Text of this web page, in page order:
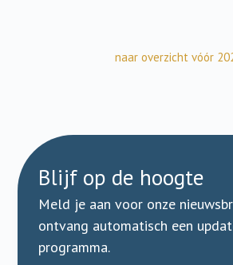
naar overzicht vóór
Blijf op de hoogte
Meld je aan voor onze
ontvang automatisch een
programma.